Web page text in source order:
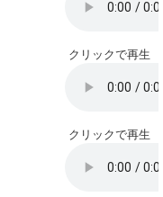
クリックで再生
クリックで再生